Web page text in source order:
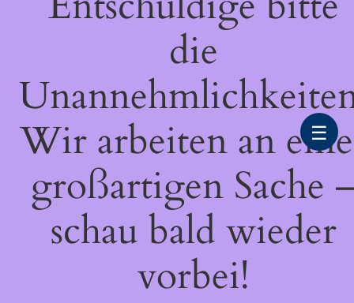
die
Wir arbeiten an
großartigen Sache
schau bald wieder
vorbei!
☰